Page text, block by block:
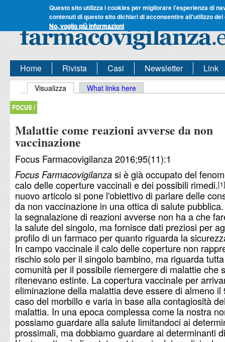
Questo sito utilizza i cookies per migliorare l'esperienza di
contenuti di questo sito dichiari di acconsentire all'utilizzo dei
No, voglio più informazioni
Home Rivista Casi Newsletter Link
Schede primarie
Visualizza (scheda attiva)
What links here
FOCUS /
Malattie come reazioni avverse da non
vaccinazione
Focus Farmacovigilanza 2016;95(11):1
Focus Farmacovigilanza si è già occupato del
calo delle coperture vaccinali e dei possibili rimedi. 1
nuovo articolo si pone l'obiettivo di parlare delle
da non vaccinazione in una ottica di salute
la segnalazione di reazioni avverse non ha a che
la salute del singolo, ma fornisce dati preziosi per
profilo di un farmaco per quanto riguarda la
In campo vaccinale il calo delle coperture non
rischio solo per il singolo bambino, ma riguarda
comunità per il possibile riemergere di malattie che
ritenevano estinte. La copertura vaccinale per
eliminazione della malattia deve essere di almeno il
caso del morbillo e varia in base alla contagiosità
malattia. In una epoca complessa come la nostra
possiamo guardare alla salute limitandoci ai
prossimali, ma dobbiamo guardare ai determinanti